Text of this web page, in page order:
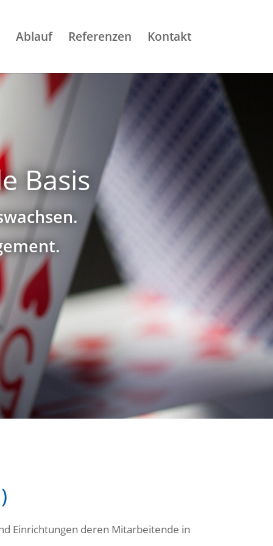
Ablauf Referenzen Kontakt
Basis
Einrichtungen deren Mitarbeitende in